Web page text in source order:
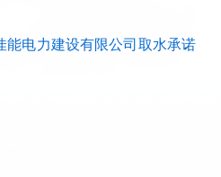
能电力建设有限公司取水承诺